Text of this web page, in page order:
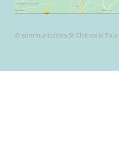
@ communication St Clair de la Tour